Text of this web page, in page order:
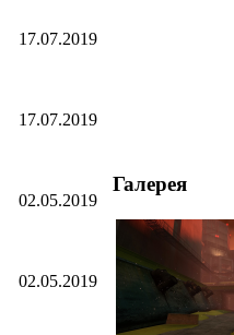
17.07.2019
17.07.2019
02.05.2019
02.05.2019
Галерея